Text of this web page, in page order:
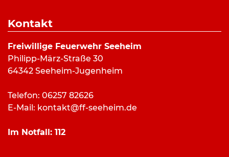
Kontakt
Freiwillige Feuerwehr Seeheim
Philipp-März-Straße 30
64342 Seeheim-Jugenheim
Telefon: 06257 82626
E-Mail: kontakt@ff-seeheim.de
Im Notfall:112